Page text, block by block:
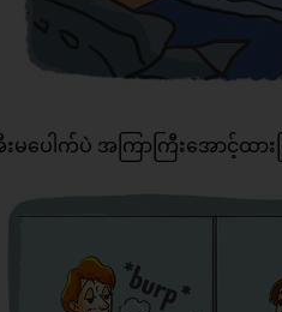
ပေါက်ပဲ အကြာကြီးအောင့်ထာ